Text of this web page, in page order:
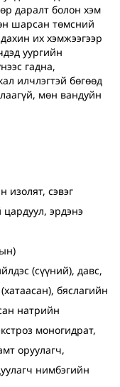
даралт болон хэм
шарсан төмсний
их хэмжээгээр
уургийн
гадна,
илчлэгтэй бөгөөд
мөн вандуйн
изолят, сэвэг
эрдэнэ
(сүүний), давс,
бяслагийн
натрийн
моногидрат,
оруулагч,
нимбэгийн